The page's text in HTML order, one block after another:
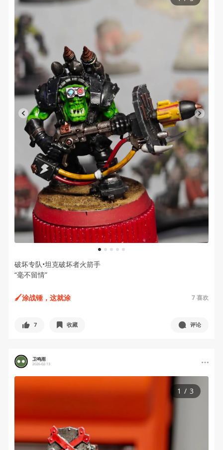
1 2 3 4 5
破坏专队•坦克破坏者火箭手
​“毫不留情”
🖌️涂战锤，这就涂 7喜欢
7 收藏 评论
卫鸣雨
2026-02-13
1 / 3